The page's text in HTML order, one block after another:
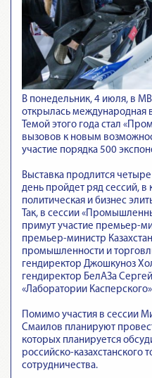
В понедельник, 4 июля, в
открылась международная
Темой этого года стал
вызовов к новым
участие порядка 500
Выставка продлится
день пройдет ряд сессий, в
политическая и бизнес
Так, в сессии
примут участие премьер-
премьер-министр
промышленности и
гендиректор Джошкуноз
гендиректор БелАЗа
«Лаборатории
Помимо участия в сессии
Смаилов планируют
которых планируется
российско-казахстанского
сотрудничества.